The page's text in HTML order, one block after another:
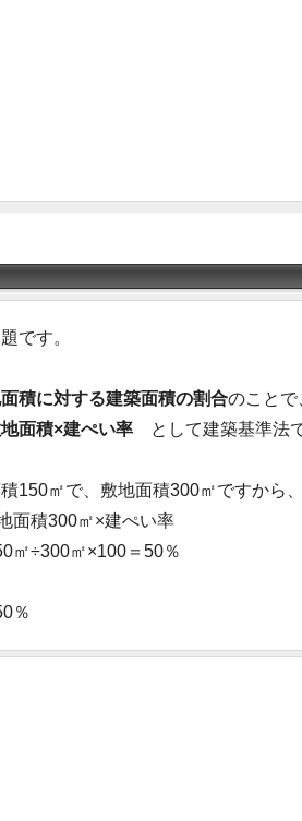
です。
積に対する建築面積の割合のことで
面積×建ぺい率として建築基準法で
150㎡で、敷地面積300㎡ですから、
面積300㎡×建ぺい率
㎡÷300㎡×100＝50％
％